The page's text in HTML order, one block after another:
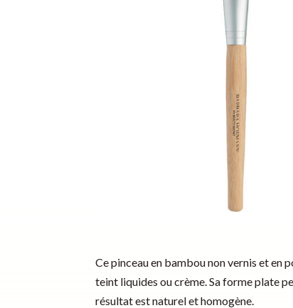
Ce pinceau en bambou non vernis et en
teint liquides ou crème. Sa forme plate
résultat est naturel et homogène.